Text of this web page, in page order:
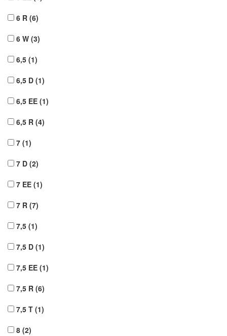
6 R (6)
6 W (3)
6,5 (1)
6,5 D (1)
6,5 EE (1)
6,5 R (4)
7 (1)
7 D (2)
7 EE (1)
7 R (7)
7,5 (1)
7,5 D (1)
7,5 EE (1)
7,5 R (6)
7,5 T (1)
8 (2)